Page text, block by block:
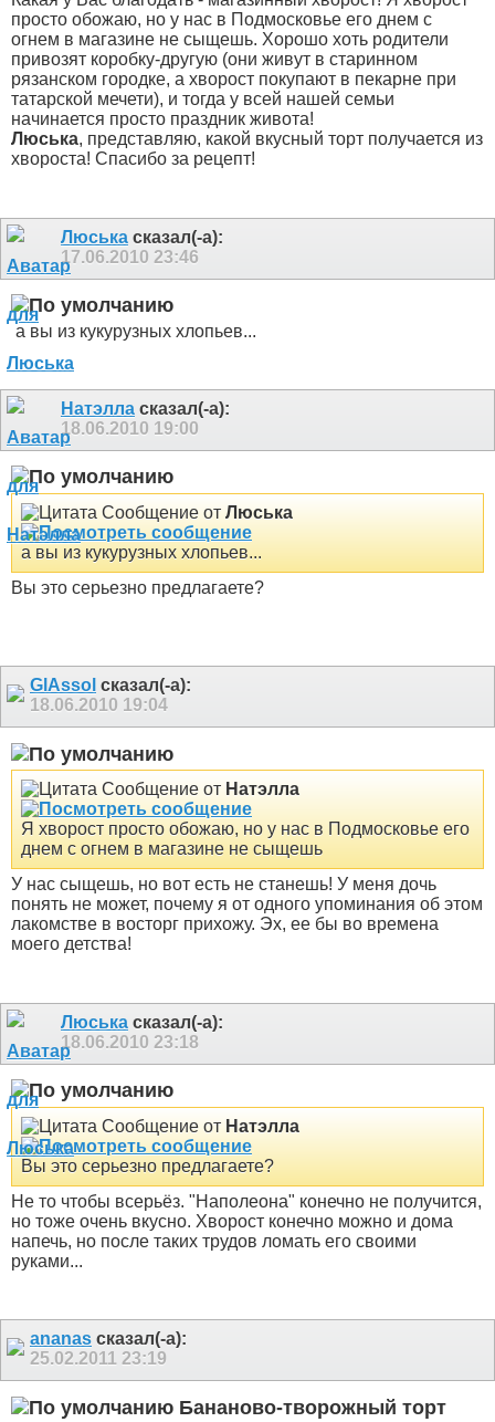
просто обожаю, но у нас в Подмосковье его днем с
огнем в магазине не сыщешь. Хорошо хоть родители
привозят коробку-другую (они живут в старинном
рязанском городке, а хворост покупают в пекарне при
татарской мечети), и тогда у всей нашей семьи
начинается просто праздник живота!
Люська, представляю, какой вкусный торт получается из
хвороста! Спасибо за рецепт!
Люська сказал(-а):
17.06.2010 23:46
а вы из кукурузных хлопьев...
Натэлла сказал(-а):
18.06.2010 19:00
Сообщение от Люська
а вы из кукурузных хлопьев...
Вы это серьезно предлагаете?
GlAssol сказал(-а):
18.06.2010 19:04
Сообщение от Натэлла
Я хворост просто обожаю, но у нас в Подмосковье его
днем с огнем в магазине не сыщешь
У нас сыщешь, но вот есть не станешь! У меня дочь
понять не может, почему я от одного упоминания об этом
лакомстве в восторг прихожу. Эх, ее бы во времена
моего детства!
Люська сказал(-а):
18.06.2010 23:18
Сообщение от Натэлла
Вы это серьезно предлагаете?
Не то чтобы всерьёз. "Наполеона" конечно не получится,
но тоже очень вкусно. Хворост конечно можно и дома
напечь, но после таких трудов ломать его своими
руками...
ananas сказал(-а):
25.02.2011 23:19
Бананово-творожный торт